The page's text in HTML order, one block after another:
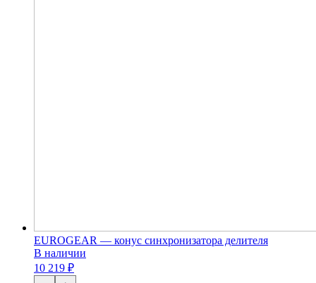
EUROGEAR — конус синхронизатора делителя
В наличии
10 219 ₽